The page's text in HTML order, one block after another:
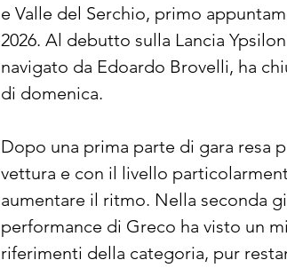
e Valle del Serchio, primo
2026. Al debutto sulla Lancia
navigato da Edoardo Brovelli, ha
di domenica.
Dopo una prima parte di gara resa
vettura e con il livello
aumentare il ritmo. Nella seconda
performance di Greco ha visto un
riferimenti della categoria, pur